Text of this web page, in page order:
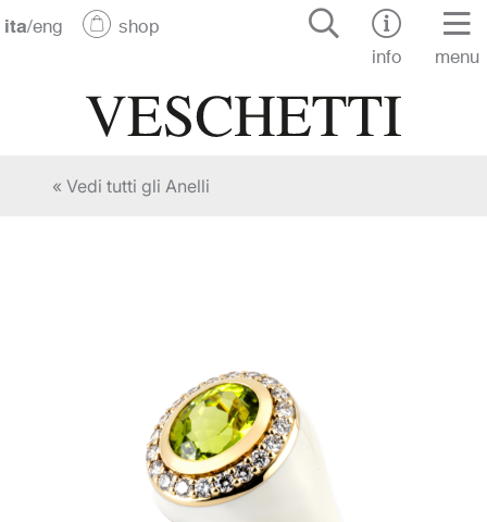
ita/eng
shop
info
menu
« Vedi tutti gli Anelli